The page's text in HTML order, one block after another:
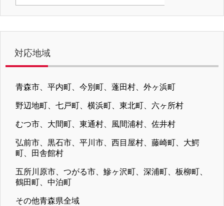
対応地域
青森市、平内町、今別町、蓬田村、外ヶ浜町
野辺地町、七戸町、横浜町、東北町、六ヶ所村
むつ市、大間町、東通村、風間浦村、佐井村
弘前市、黒石市、平川市、西目屋村、藤崎町、大鰐
町、田舎館村
五所川原市、つがる市、鰺ヶ沢町、深浦町、板柳町、
鶴田町、中泊町
その他青森県全域